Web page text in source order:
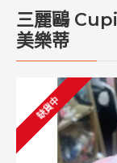
三麗鷗
美樂蒂
缺貨中